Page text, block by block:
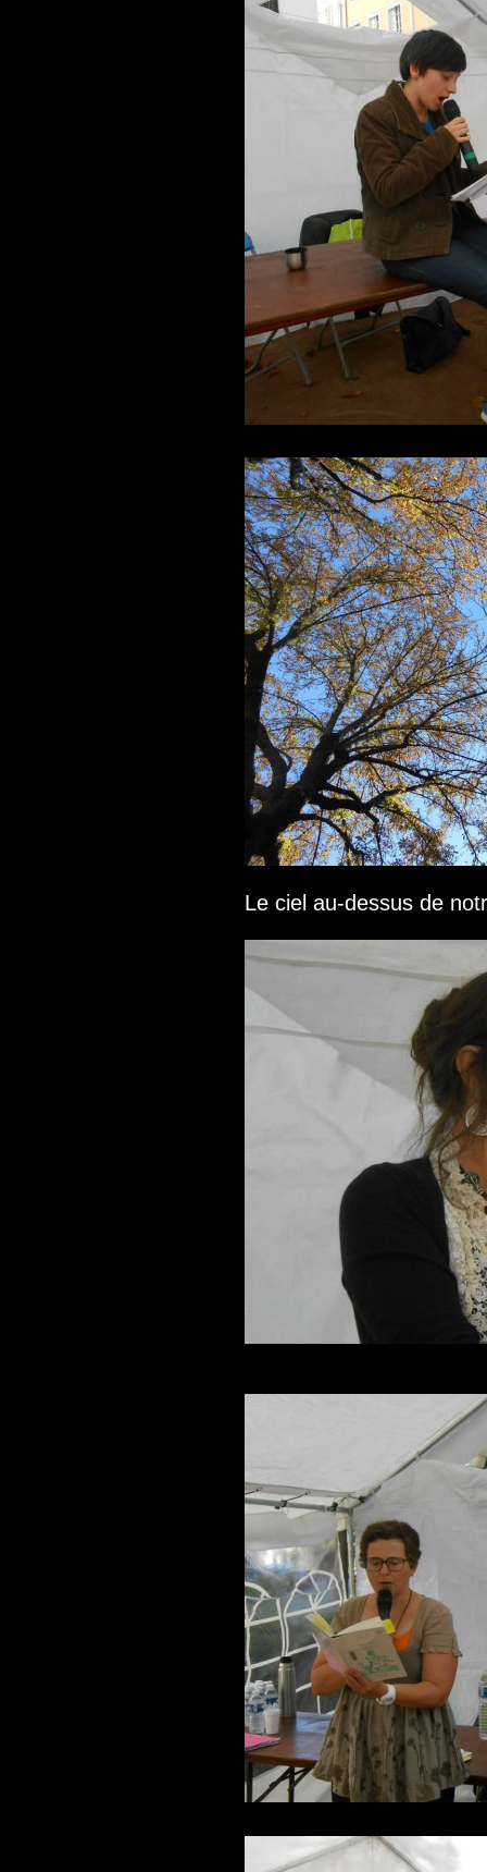
Le ciel au-dessus de